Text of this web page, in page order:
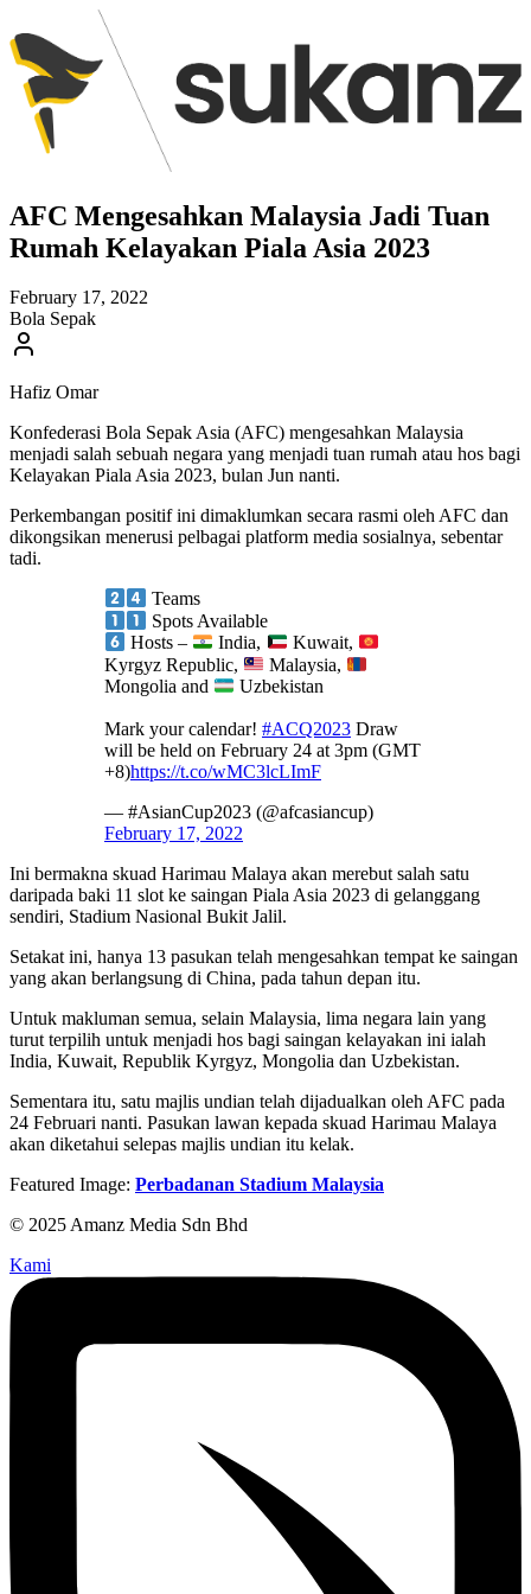
AFC Mengesahkan Malaysia Jadi Tuan
Rumah Kelayakan Piala Asia 2023
February 17, 2022
Bola Sepak
Hafiz Omar
Konfederasi Bola Sepak Asia (AFC) mengesahkan Malaysia
menjadi salah sebuah negara yang menjadi tuan rumah atau hos bagi
Kelayakan Piala Asia 2023, bulan Jun nanti.
Perkembangan positif ini dimaklumkan secara rasmi oleh AFC dan
dikongsikan menerusi pelbagai platform media sosialnya, sebentar
tadi.
Teams
Spots Available
Hosts –
India,
Kuwait,
Kyrgyz Republic,
Malaysia,
Mongolia and
Uzbekistan
Mark your calendar! #ACQ2023 Draw
will be held on February 24 at 3pm (GMT
+8)https://t.co/wMC3lcLImF
— #AsianCup2023 (@afcasiancup)
February 17, 2022
Ini bermakna skuad Harimau Malaya akan merebut salah satu
daripada baki 11 slot ke saingan Piala Asia 2023 di gelanggang
sendiri, Stadium Nasional Bukit Jalil.
Setakat ini, hanya 13 pasukan telah mengesahkan tempat ke saingan
yang akan berlangsung di China, pada tahun depan itu.
Untuk makluman semua, selain Malaysia, lima negara lain yang
turut terpilih untuk menjadi hos bagi saingan kelayakan ini ialah
India, Kuwait, Republik Kyrgyz, Mongolia dan Uzbekistan.
Sementara itu, satu majlis undian telah dijadualkan oleh AFC pada
24 Februari nanti. Pasukan lawan kepada skuad Harimau Malaya
akan diketahui selepas majlis undian itu kelak.
Featured Image: Perbadanan Stadium Malaysia
© 2025 Amanz Media Sdn Bhd
Kami